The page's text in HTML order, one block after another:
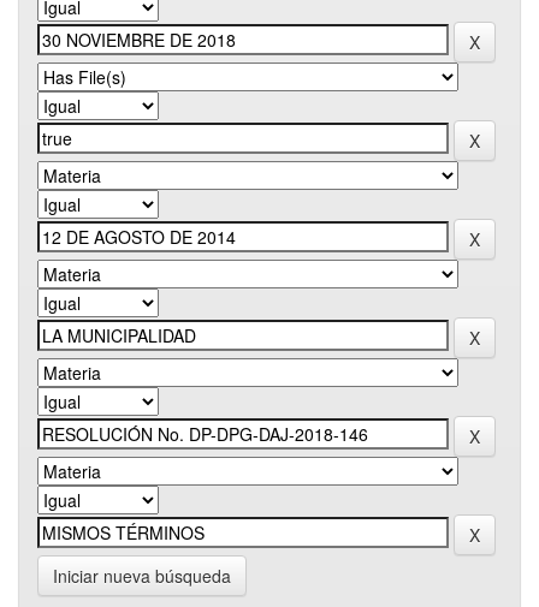
Iniciar nueva búsqueda